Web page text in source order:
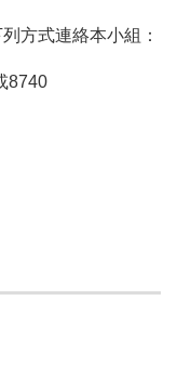
方式連絡本小組：
8740